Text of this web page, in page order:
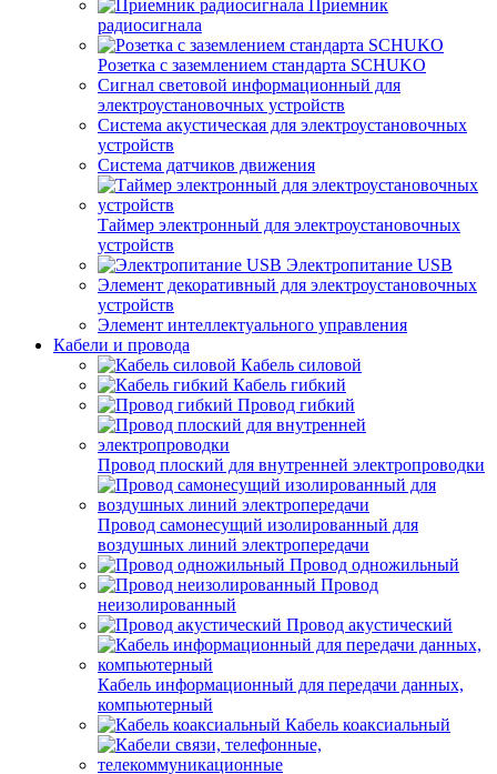
Приемник
радиосигнала
Розетка с заземлением стандарта SCHUKO
Сигнал световой информационный для
электроустановочных устройств
Система акустическая для электроустановочных
устройств
Система датчиков движения
Таймер электронный для электроустановочных
устройств
Электропитание USB
Элемент декоративный для электроустановочных
устройств
Элемент интеллектуального управления
Кабели и провода
Кабель силовой
Кабель гибкий
Провод гибкий
Провод плоский для внутренней электропроводки
Провод самонесущий изолированный для
воздушных линий электропередачи
Провод одножильный
Провод
неизолированный
Провод акустический
Кабель информационный для передачи данных,
компьютерный
Кабель коаксиальный